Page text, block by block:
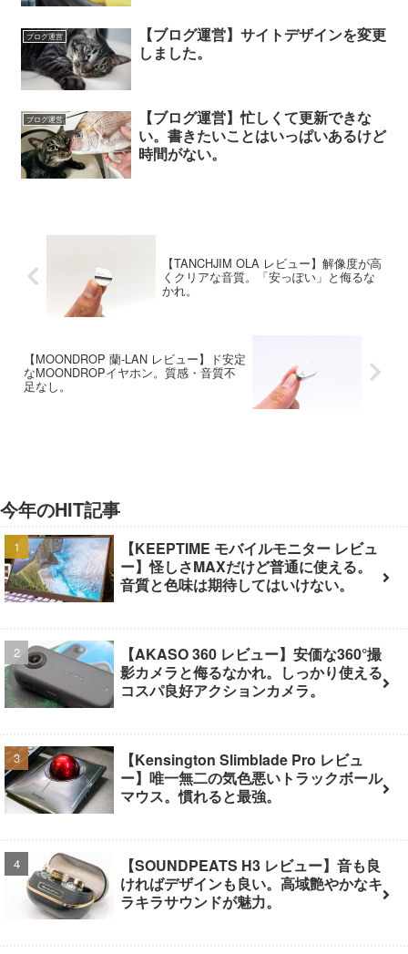
ブログ運営
【ブログ運営】サイトデザインを変更
しました。
ブログ運営
【ブログ運営】忙しくて更新できな
い。書きたいことはいっぱいあるけど
時間がない。
【TANCHJIM OLA レビュー】解像度が高
くクリアな音質。「安っぽい」と侮るな
かれ。
【MOONDROP 蘭-LAN レビュー】ド安定
なMOONDROPイヤホン。質感・音質不
足なし。
今年のHIT記事
【KEEPTIME モバイルモニター レビュ
ー】怪しさMAXだけど普通に使える。
音質と色味は期待してはいけない。
【AKASO 360 レビュー】安価な360°撮
影カメラと侮るなかれ。しっかり使える
コスパ良好アクションカメラ。
【Kensington Slimblade Pro レビュ
ー】唯一無二の気色悪いトラックボール
マウス。慣れると最強。
【SOUNDPEATS H3 レビュー】音も良
ければデザインも良い。高域艶やかなキ
ラキラサウンドが魅力。